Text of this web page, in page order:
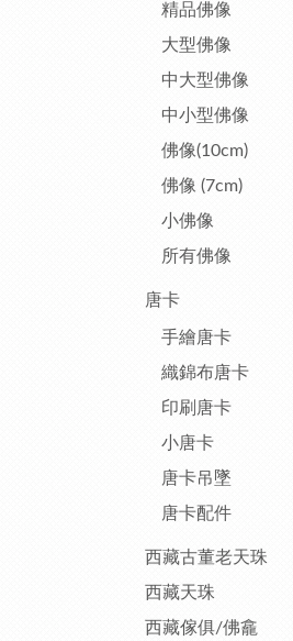
精品佛像
大型佛像
中大型佛像
中小型佛像
佛像(10cm)
佛像 (7cm)
小佛像
所有佛像
唐卡
手繪唐卡
織錦布唐卡
印刷唐卡
小唐卡
唐卡吊墜
唐卡配件
西藏古董老天珠
西藏天珠
西藏傢俱/佛龕